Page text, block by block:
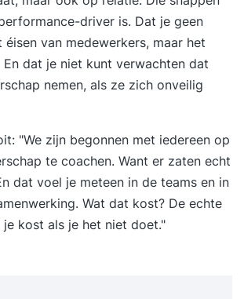
Deze nemen we mee in het
training is praktisch ingesteld. Je
handvatten die helpen in situaties
loopt. We delen de training het
sessies. Zo heb je tussendoor
Daarbij heb je nog een telefonisch
met de trainer waarin je kan
het gaat. Zo bouwen we stukje
plaats van dat we je in 1x
alle nieuwe informatie. Daarbij
nog eens kan doorlezen en je
driver is. Dat je geen
van medewerkers, maar het
En dat je niet kunt verwachten dat
nemen, als ze zich onveilig
"We zijn begonnen met iedereen op
te coachen. Want er zaten echt
dat voel je meteen in de teams en in
Wat dat kost? De echte
kost als je het niet doet."